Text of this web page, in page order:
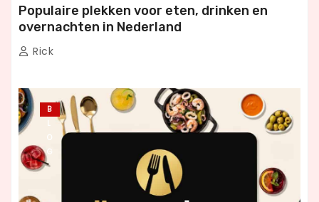
Populaire plekken voor eten, drinken en
overnachten in Nederland
Rick
B
L
O
G